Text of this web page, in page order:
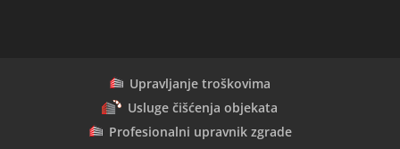
Upravljanje troškovima
Usluge čišćenja objekata
Profesionalni upravnik zgrade